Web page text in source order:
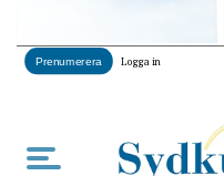
Prenumerera Logga in